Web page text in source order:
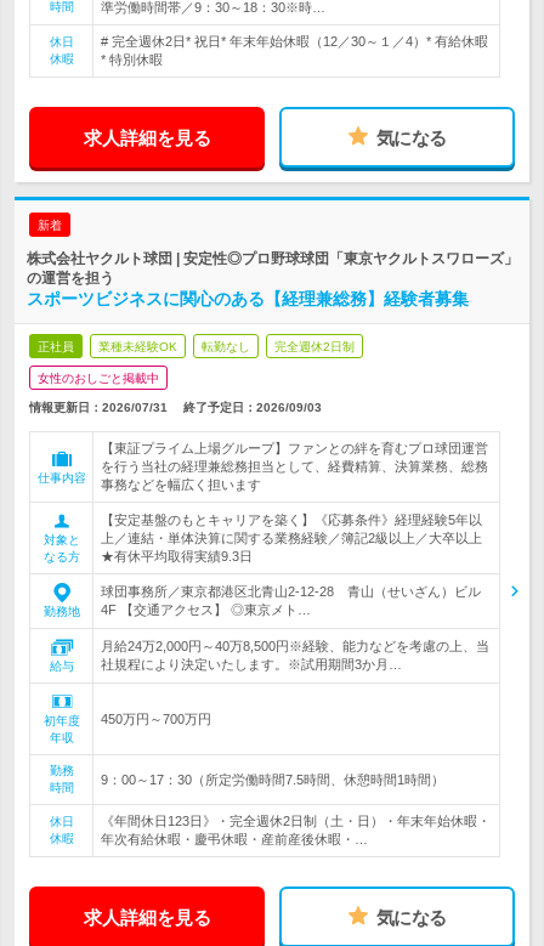
時間
準労働時間帯／9：30～18：30※時…
休日
休暇
# 完全週休2日* 祝日* 年末年始休暇（12／30～１／4）* 有給休暇
* 特別休暇
求人詳細を見る 気になる
新着
株式会社ヤクルト球団 | 安定性◎プロ野球球団「東京ヤクルトスワローズ」
の運営を担う
スポーツビジネスに関心のある【経理兼総務】経験者募集
正社員 業種未経験OK 転勤なし 完全週休2日制
女性のおしごと掲載中
情報更新日：2026/07/31 終了予定日： 2026/09/03
仕事内容
【東証プライム上場グループ】ファンとの絆を育むプロ球団運営
を行う当社の経理兼総務担当として、経費精算、決算業務、総務
事務などを幅広く担います
対象と
なる方
【安定基盤のもとキャリアを築く】《応募条件》経理経験5年以
上／連結・単体決算に関する業務経験／簿記2級以上／大卒以上
★有休平均取得実績9.3日
勤務地
球団事務所／東京都港区北青山2-12-28 青山（せいざん）ビル
4F 【交通アクセス】 ◎東京メト…
給与
月給24万2,000円～40万8,500円※経験、能力などを考慮の上、当
社規程により決定いたします。※試用期間3か月…
初年度
年収
450万円～700万円
勤務
時間
9：00～17：30（所定労働時間7.5時間、休憩時間1時間）
休日
休暇
《年間休日123日》・完全週休2日制（土・日）・年末年始休暇・
年次有給休暇・慶弔休暇・産前産後休暇・…
求人詳細を見る 気になる